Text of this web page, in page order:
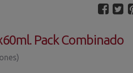
Pack Combinado